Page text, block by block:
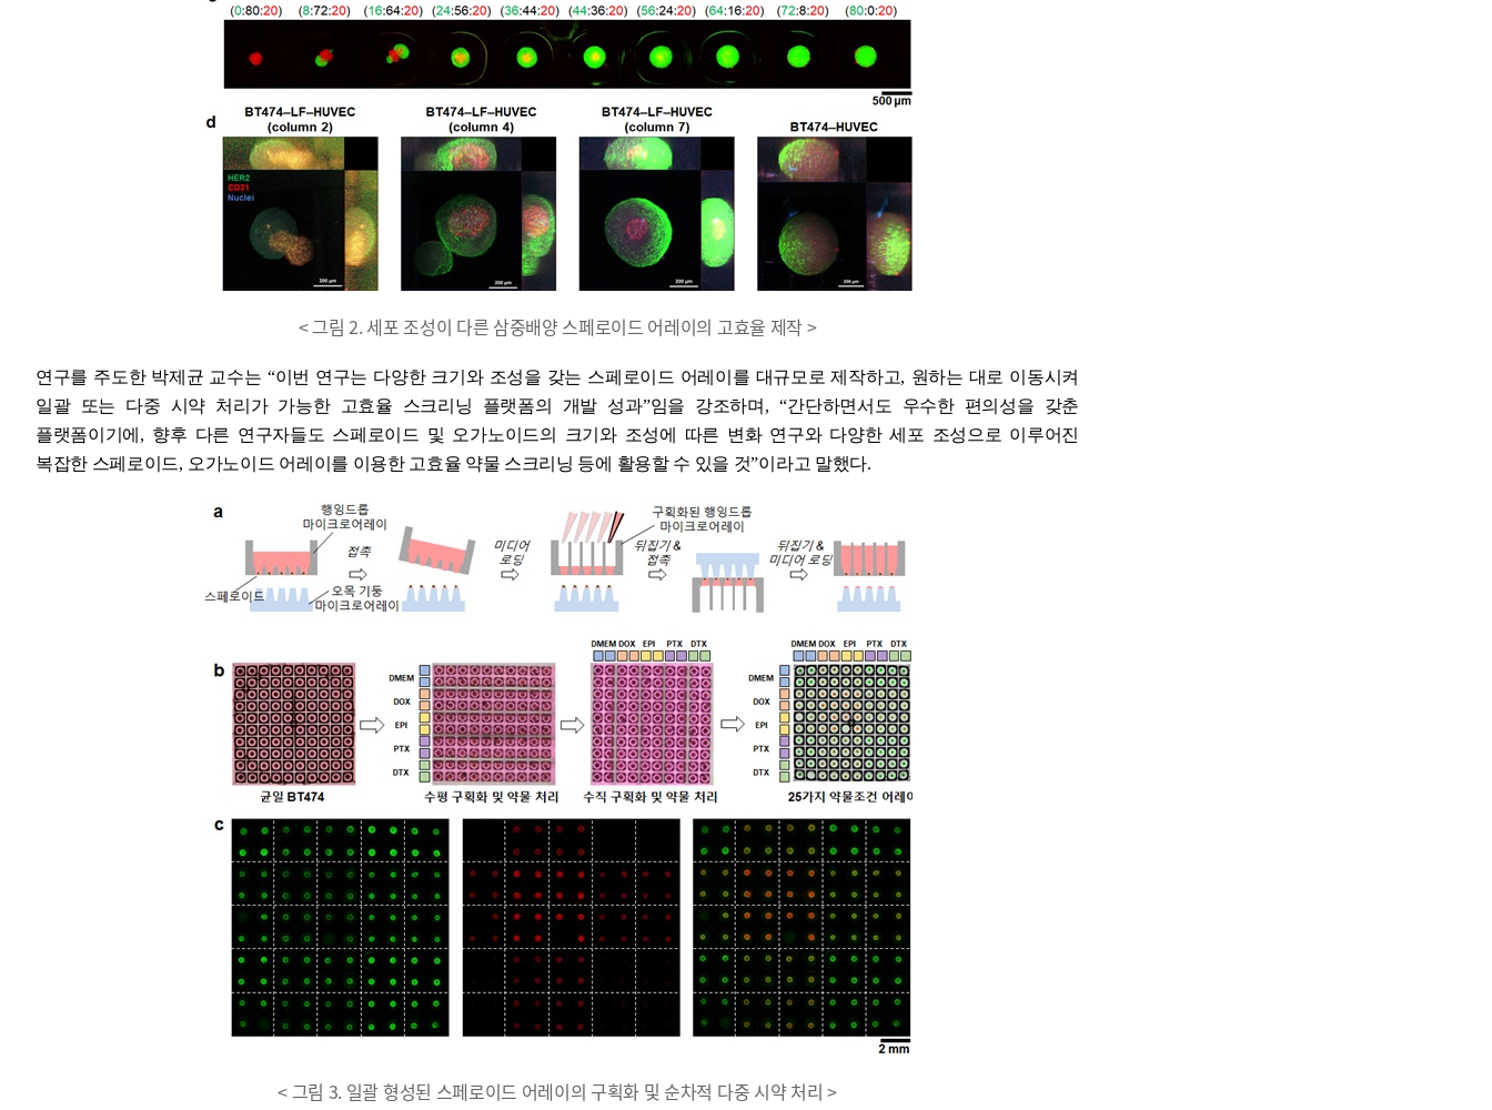
< 그림 2. 세포 조성이 다른 삼중배양 스페로이드 어레이의 고효율 제작 >
연구를 주도한 박제균 교수는 “이번 연구는 다양한 크기와 조성을 갖는 스페로이드 어레이를 대규모로 제작하고, 원하는 대로 이동시켜
일괄 또는 다중 시약 처리가 가능한 고효율 스크리닝 플랫폼의 개발 성과”임을 강조하며 , “간단하면서도 우수한 편의성을 갖춘
플랫폼이기에 , 향후 다른 연구자들도 스페로이드 및 오가노이드의 크기와 조성에 따른 변화 연구와 다양한 세포 조성으로 이루어진
복잡한 스페로이드, 오가노이드 어레이를 이용한 고효율 약물 스크리닝 등에 활용할 수 있을 것”이라고 말했다.
< 그림 3. 일괄 형성된 스페로이드 어레이의 구획화 및 순차적 다중 시약 처리 >